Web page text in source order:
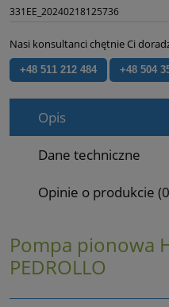
331EE_20240218125736
Nasi konsultanci chętnie Ci
+48 511 212 484 +48 504
Opis
Dane techniczne
Opinie o produkcie
Pompa pionowa
PEDROLLO